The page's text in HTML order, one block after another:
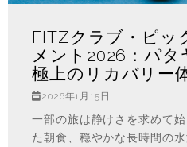
FITZクラブ・ピッ
メント2026：パタ
極上のリカバリー
2026年1月15日
一部の旅は静けさを求めて
た朝食、穏やかな長時間の